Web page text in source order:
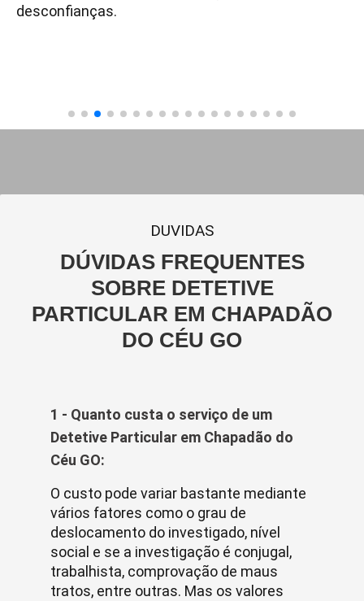
desconfianças.
DUVIDAS
DÚVIDAS FREQUENTES
SOBRE DETETIVE
PARTICULAR EM CHAPADÃO
DO CÉU GO
1 - Quanto custa o serviço de um
Detetive Particular em Chapadão do
Céu GO:
O custo pode variar bastante mediante
vários fatores como o grau de
deslocamento do investigado, nível
social e se a investigação é conjugal,
trabalhista, comprovação de maus
tratos, entre outras. Mas os valores